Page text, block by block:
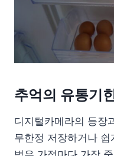
추억의 유통기
디지털카메라의 등장
무한정 저장하거나